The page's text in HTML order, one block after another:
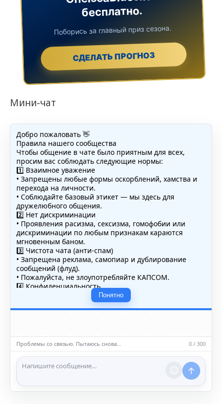
бесплатно.
Поборись за главный приз сезона.
СДЕЛАТЬ ПРОГНОЗ
Мини-чат
Добро пожаловать 👋
Правила нашего сообщества
Чтобы общение в чате было приятным для всех,
просим вас соблюдать следующие нормы:
1️⃣ Взаимное уважение
• Запрещены любые формы оскорблений, хамства и
перехода на личности.
• Соблюдайте базовый этикет — мы здесь для
дружелюбного общения.
2️⃣ Нет дискриминации
• Проявления расизма, сексизма, гомофобии или
дискриминации по любым признакам караются
мгновенным баном.
3️⃣ Чистота чата (анти-спам)
• Запрещена реклама, самопиар и дублирование
сообщений (флуд).
• Пожалуйста, не злоупотребляйте КАПСОМ.
4️⃣ Конфиденциальность
• Не публикуйте личные данные — свои или чужие
(телефоны, адреса, документы).
5️⃣ Уместность контента
насилию.
ℹ️ Модераторы и администраторы вправе удалять
сообщения и ограничивать доступ к чату при
нарушении правил.
Понятно
Проблемы со связью. Пытаюсь снова… 0 / 300